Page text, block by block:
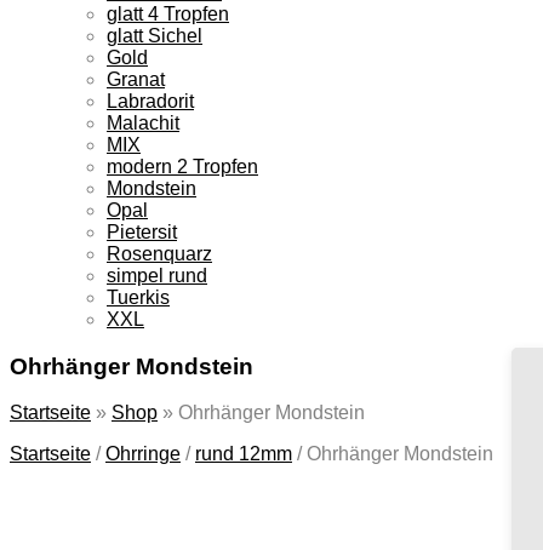
glatt 4 Tropfen
glatt Sichel
Gold
Granat
Labradorit
Malachit
MIX
modern 2 Tropfen
Mondstein
Opal
Pietersit
Rosenquarz
simpel rund
Tuerkis
XXL
Ohrhänger Mondstein
Startseite » Shop » Ohrhänger Mondstein
Startseite /Ohrringe / rund 12mm /Ohrhänger Mondstein